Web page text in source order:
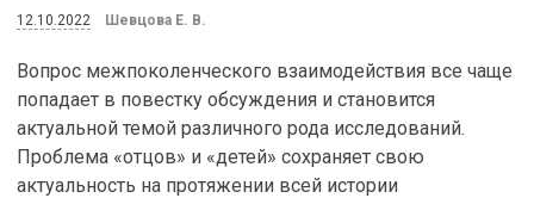
12.10.2022 Шевцова Е. В.
Вопрос межпоколенческого взаимодействия все чаще
попадает в повестку обсуждения и становится
актуальной темой различного рода исследований.
Проблема «отцов» и «детей» сохраняет свою
актуальность на протяжении всей истории